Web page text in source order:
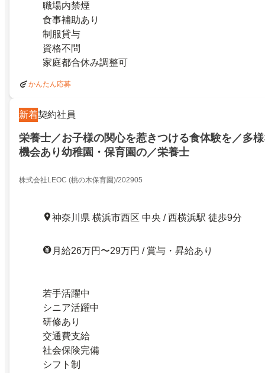
職場内禁煙
食事補助あり
制服貸与
資格不問
家庭都合休み調整可
かんたん応募
新着契約社員
栄養士／お子様の関心を惹きつける食体験を／多
機会あり幼稚園・保育園の／栄養士
株式会社LEOC (桃の木保育園)/202905
神奈川県 横浜市西区 中央 / 西横浜駅 徒歩9分
月給26万円〜29万円 / 賞与・昇給あり
若手活躍中
シニア活躍中
研修あり
交通費支給
社会保険完備
シフト制